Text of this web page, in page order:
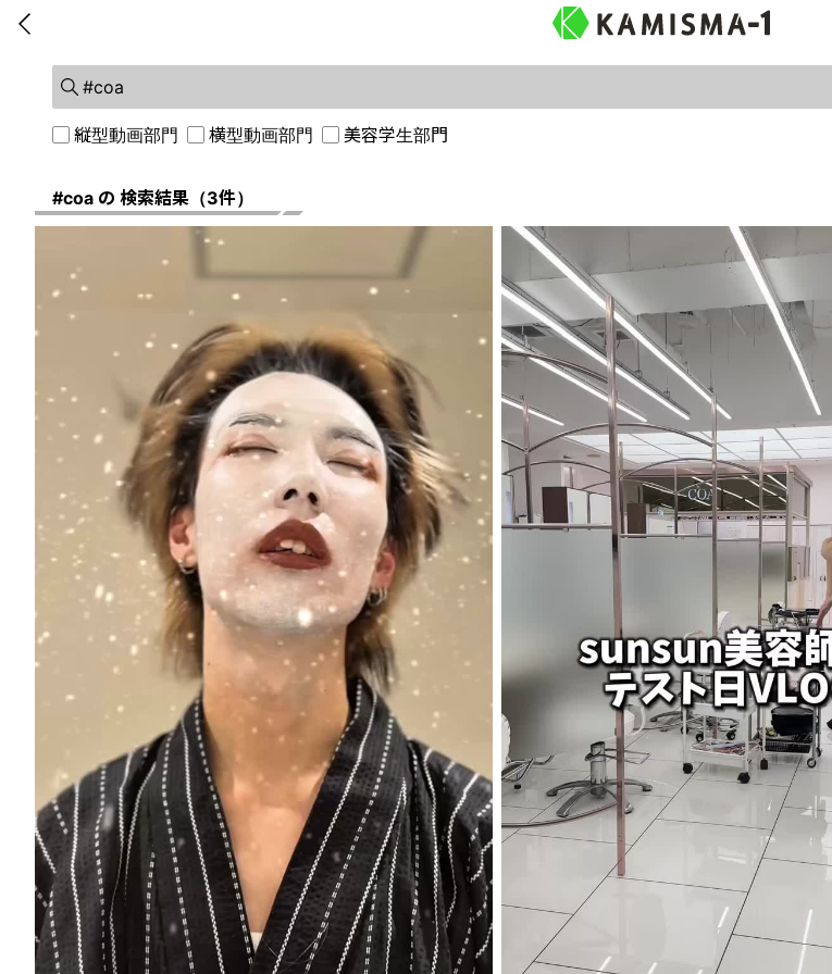
縦型動画部門 横型動画部門 美容学生部門
#coa の 検索結果（3件）